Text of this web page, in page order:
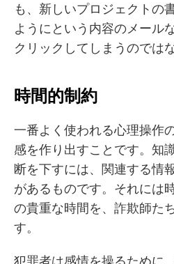
も、新しいプロジェクトの
ようにという内容のメール
クリックしてしまうのでは
時間的制約
一番よく使われる心理操作
感を作り出すことです。知
断を下すには、関連する情
があるものです。それには
の貴重な時間を、詐欺師た
す。